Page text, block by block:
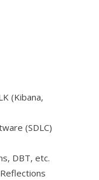
(Kibana,
(SDLC)
DBT, etc.